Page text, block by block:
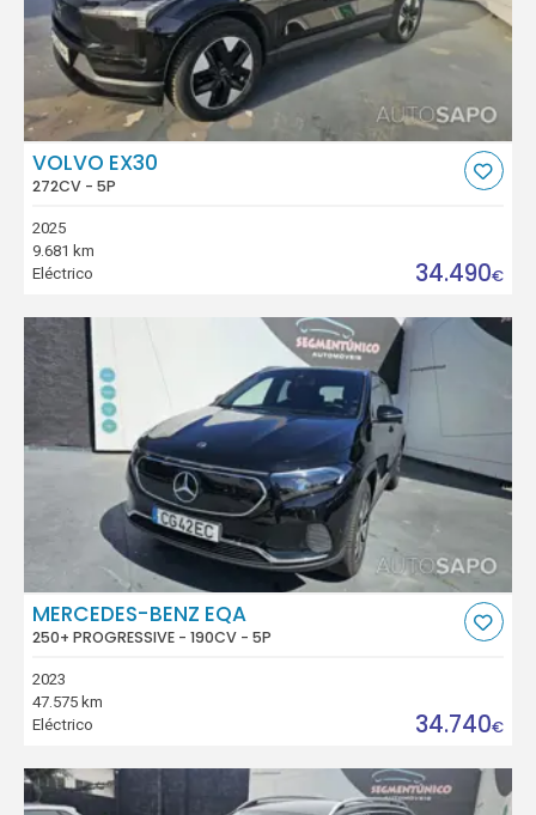
VOLVO EX30
272CV - 5P
2025
9.681 km
Eléctrico
34.490€
MERCEDES-BENZ EQA
250+ PROGRESSIVE - 190CV - 5P
2023
47.575 km
Eléctrico
34.740€